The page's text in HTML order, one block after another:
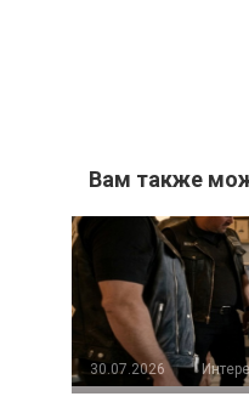
Вам также
30.07.2026